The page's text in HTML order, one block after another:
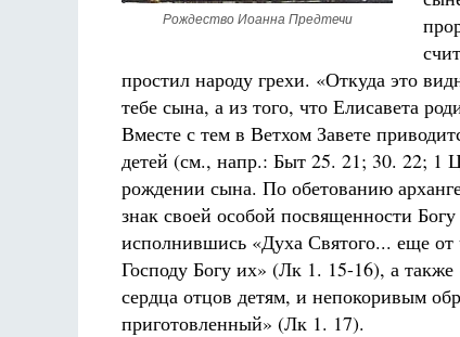
Рождество Иоанна Предтечи
простил народу грехи. «Откуда это
тебе сына, а из того, что Елисавета
Вместе с тем в Ветхом Завете
детей (см., напр.: Быт 25. 21; 30. 22; 1
рождении сына. По обетованию
знак своей особой посвященности
исполнившись «Духа Святого... еще
Господу Богу их» (Лк 1. 15-16), а
сердца отцов детям, и непокоривым
приготовленный» (Лк 1. 17).